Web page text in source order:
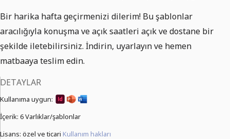
Bir harika hafta geçirmenizi dilerim! Bu şablonlar
aracılığıyla konuşma ve açık saatleri açık ve dostane bir
şekilde iletebilirsiniz. İndirin, uyarlayın ve hemen
matbaaya teslim edin.
DETAYLAR
Kullanıma uygun:
İçerik: 6 Varlıklar/şablonlar
Lisans: özel ve ticari Kullanım hakları